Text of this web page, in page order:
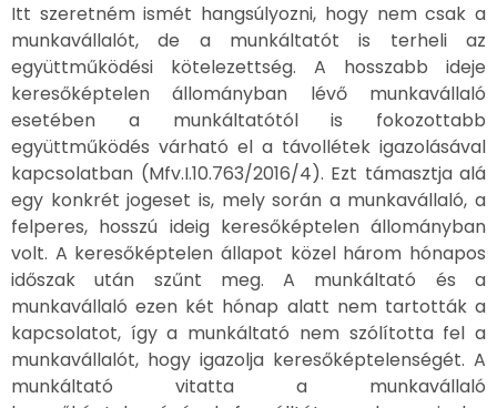
Itt szeretném ismét hangsúlyozni, hogy nem csak a
munkavállalót, de a munkáltatót is terheli az
együttműködési kötelezettség. A hosszabb ideje
keresőképtelen állományban lévő munkavállaló
esetében a munkáltatótól is fokozottabb
együttműködés várható el a távollétek igazolásával
kapcsolatban (Mfv.I.10.763/2016/4). Ezt támasztja alá
egy konkrét jogeset is, mely során a munkavállaló, a
felperes, hosszú ideig keresőképtelen állományban
volt. A keresőképtelen állapot közel három hónapos
időszak után szűnt meg. A munkáltató és a
munkavállaló ezen két hónap alatt nem tartották a
kapcsolatot, így a munkáltató nem szólította fel a
munkavállalót, hogy igazolja keresőképtelenségét. A
munkáltató vitatta a munkavállaló